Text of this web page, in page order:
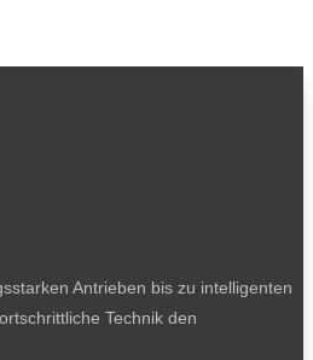
Antrieben bis zu intelligenten
Technik den